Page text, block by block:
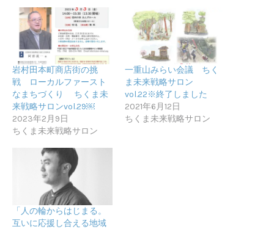
岩村田本町商店街の挑
戦 ローカルファースト
なまちづくり ちくま未
来戦略サロンvol.29￼
2023年2月9日
ちくま未来戦略サロン
一重山みらい会議 ちく
ま未来戦略サロン
vol.22※終了しました
2021年6月12日
ちくま未来戦略サロン
「人の輪からはじまる。
互いに応援し合える地域